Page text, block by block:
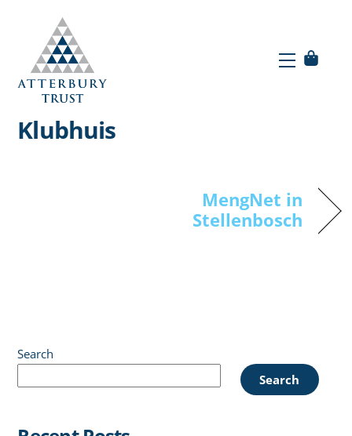
content
Menu
MengNET samekoms by die
Klubhuis
MengNet in
Stellenbosch
Search
Search